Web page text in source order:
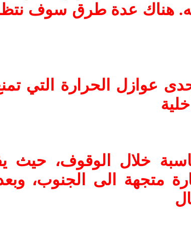
هناك عدة طرق سوف نتظرق
عوازل الحرارة التي
خلال الوقوف،
متجهة الى الجنوب،